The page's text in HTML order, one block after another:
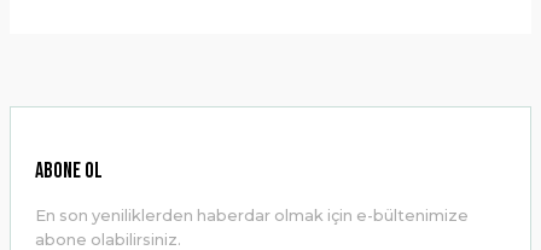
Ürün resmi kalitesiz, bozuk veya görüntülenemiyor.
Ürün bilgilerinde hatalar bulunuyor.
ABONE OL
En son yeniliklerden haberdar olmak için e-bültenimize
abone olabilirsiniz.